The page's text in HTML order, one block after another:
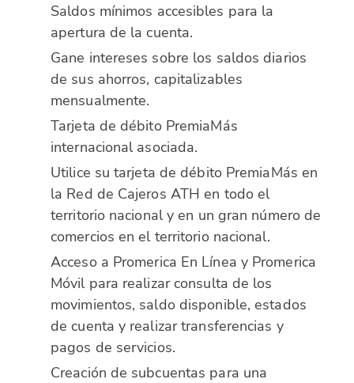
Saldos mínimos accesibles para la
apertura de la cuenta.
Gane intereses sobre los saldos diarios
de sus ahorros, capitalizables
mensualmente.
Tarjeta de débito PremiaMás
internacional asociada.
Utilice su tarjeta de débito PremiaMás en
la Red de Cajeros ATH en todo el
territorio nacional y en un gran número de
comercios en el territorio nacional.
Acceso a Promerica En Línea y Promerica
Móvil para realizar consulta de los
movimientos, saldo disponible, estados
de cuenta y realizar transferencias y
pagos de servicios.
Creación de subcuentas para una